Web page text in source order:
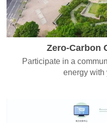
Zero-Carbon
Participate in a
energy with